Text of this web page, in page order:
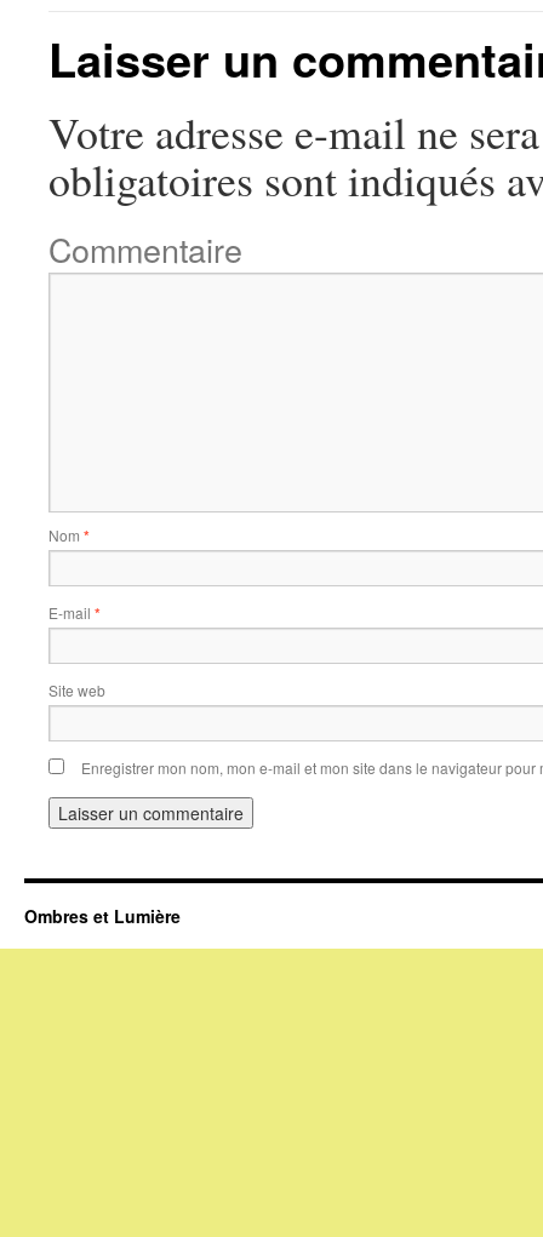
Laisser un
Votre adresse e-mail ne
obligatoires sont indiqués
Commentaire
Nom *
E-mail *
Site web
Enregistrer mon nom, mon e-mail et mon site dans le navigateur
Ombres et Lumière